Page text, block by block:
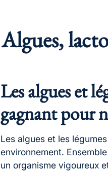
Algues,
Les algues et
gagnant pour
Les algues et les
environnement.
un organisme vigoureux